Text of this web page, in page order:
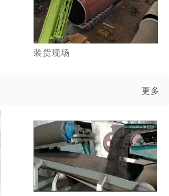
装货现场
更多